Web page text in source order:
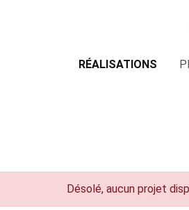
RÉALISATIONS
Désolé, aucun projet